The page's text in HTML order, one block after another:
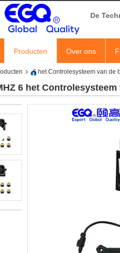
De
Producten Over ons
6 het Controlesysteem van de
6 het